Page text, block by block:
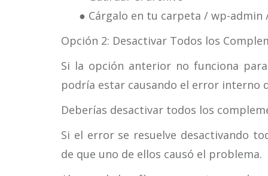
● Cárgalo en tu carpeta / wp-admin
Opción 2: Desactivar Todos los
Si la opción anterior no funciona
podría estar causando el error interno
Deberías desactivar todos los
Si el error se resuelve desactivando
de que uno de ellos causó el problema.